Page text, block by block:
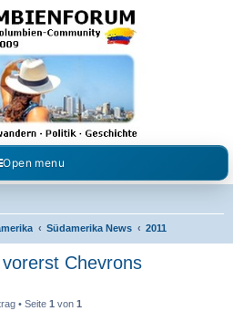
und Visum in Kolumbien und Venezuela.
im Kolumbienforum
Open menu
Südamerika News 2011
Chevrons
• Seite 1 von 1